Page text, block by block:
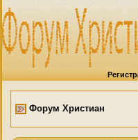
Форум Христиан